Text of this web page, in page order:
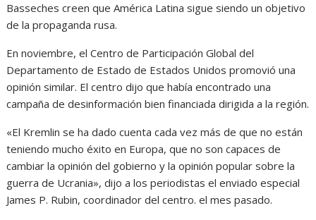
Basseches creen que América Latina sigue siendo un objetivo
de la propaganda rusa.
En noviembre, el Centro de Participación Global del
Departamento de Estado de Estados Unidos promovió una
opinión similar. El centro dijo que había encontrado una
campaña de desinformación bien financiada dirigida a la región.
«El Kremlin se ha dado cuenta cada vez más de que no están
teniendo mucho éxito en Europa, que no son capaces de
cambiar la opinión del gobierno y la opinión popular sobre la
guerra de Ucrania», dijo a los periodistas el enviado especial
James P. Rubin, coordinador del centro. el mes pasado.